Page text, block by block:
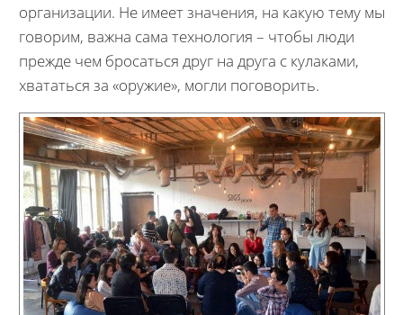
организации. Не имеет значения, на какую тему мы
говорим, важна сама технология – чтобы люди
прежде чем бросаться друг на друга с кулаками,
хвататься за «оружие», могли поговорить.